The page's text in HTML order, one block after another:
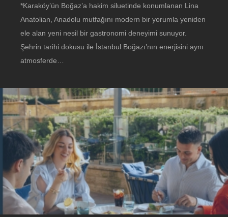
*Karaköy’ün Boğaz’a hakim siluetinde konumlanan Lina
Anatolian, Anadolu mutfağını modern bir yorumla yeniden
ele alan yeni nesil bir gastronomi deneyimi sunuyor.
Şehrin tarihi dokusu ile İstanbul Boğazı’nın enerjisini aynı
atmosferde…